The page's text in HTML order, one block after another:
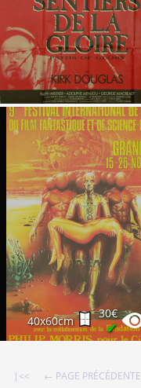
40x60cm
30€
✔
|<< ← PAGE PRÉCÉDENTE